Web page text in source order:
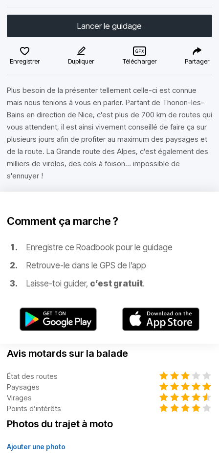
Lancer le guidage
Enregistrer Dupliquer Télécharger Partager
Plus besoin de la présenter tellement celle-ci est connue
mais nous tenions à vous en parler. Partant de Thonon-les-
Bains en direction de Nice, c'est plus de 700 km de routes qui
vous attendent, il est ainsi vivement conseillé de faire ça sur
plusieurs jours afin de profiter au maximum des paysages et
de la route. La Grande route des Alpes, c'est également des
milliers de virolos, des cols à foison... impossible de
s'ennuyer !
Comment ça marche ?
Enregistre ce Roadbook pour le guidage
Retrouve-le dans le GPS de l’app
Laisse-toi guider, c’est gratuit.
Avis motards sur la balade
État des routes
Paysages
Virages
Points d’intérêts
Photos du trajet à moto
Ajouter une photo